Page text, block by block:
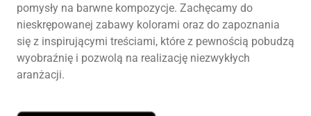
pomysły na barwne kompozycje. Zachęcamy do
nieskrępowanej zabawy kolorami oraz do zapoznania
się z inspirującymi treściami, które z pewnością pobudzą
wyobraźnię i pozwolą na realizację niezwykłych
aranżacji.